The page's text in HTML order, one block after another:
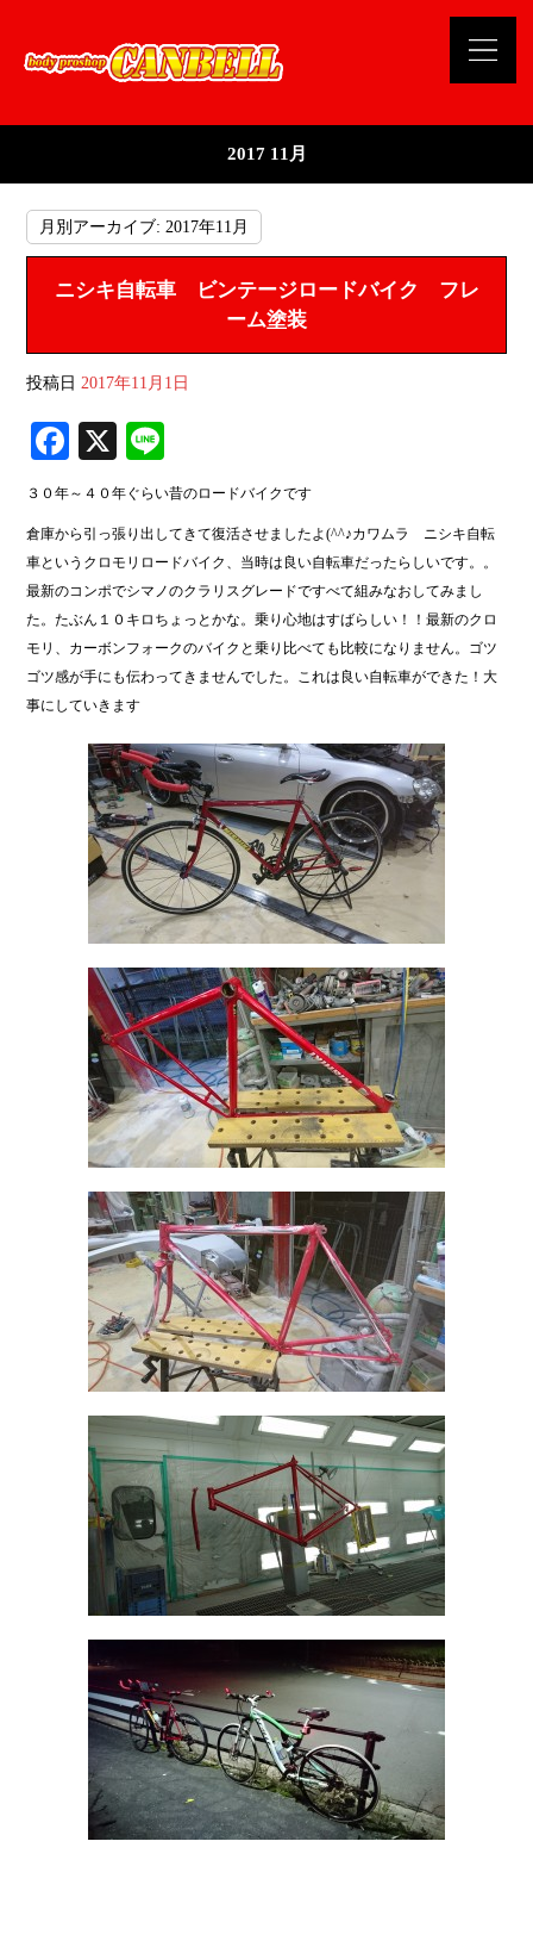
2017 11月
月別アーカイブ:2017年11月
ニシキ自転車 ビンテージロードバイク フレ
ーム塗装
投稿日 2017年11月1日
Fa
ce
bo
ok
X
ne
３０年～４０年ぐらい昔のロードバイクです
倉庫から引っ張り出してきて復活させましたよ(^^♪カワムラ ニシキ自転
車というクロモリロードバイク、当時は良い自転車だったらしいです。。
最新のコンポでシマノのクラリスグレードですべて組みなおしてみまし
た。たぶん１０キロちょっとかな。乗り心地はすばらしい！！最新のクロ
モリ、カーボンフォークのバイクと乗り比べても比較になりません。ゴツ
ゴツ感が手にも伝わってきませんでした。これは良い自転車ができた！大
事にしていきます